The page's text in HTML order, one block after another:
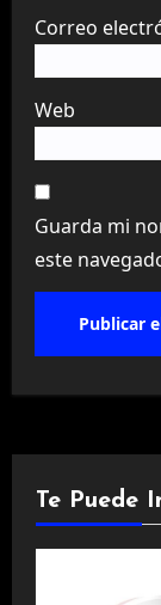
Correo
Web
Guarda mi
este
Te Puede